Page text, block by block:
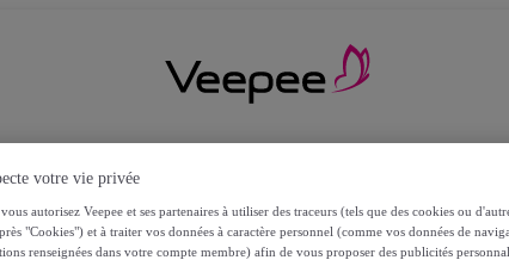
votre vie privée
autorisez Veepee et ses partenaires à utiliser des traceurs (tels que des cookies ou
"Cookies") et à traiter vos données à caractère personnel (comme vos données de
renseignées dans votre compte membre) afin de vous proposer des publicités